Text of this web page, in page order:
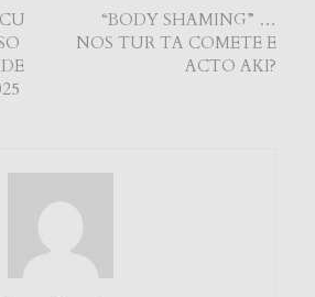
“BODY SHAMING” …
NOS TUR TA COMETE E
ACTO AKI?